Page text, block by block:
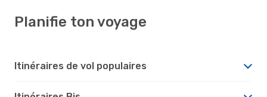
Planifie ton voyage
Itinéraires de vol populaires